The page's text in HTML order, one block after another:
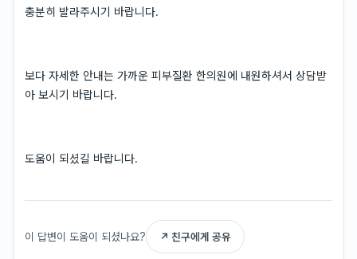
충분히 발라주시기 바랍니다.
보다 자세한 안내는 가까운 피부질환 한의원에 내원하셔서 상담받
아 보시기 바랍니다.
도움이 되셨길 바랍니다.
이 답변이 도움이 되셨나요? ↗ 친구에게 공유